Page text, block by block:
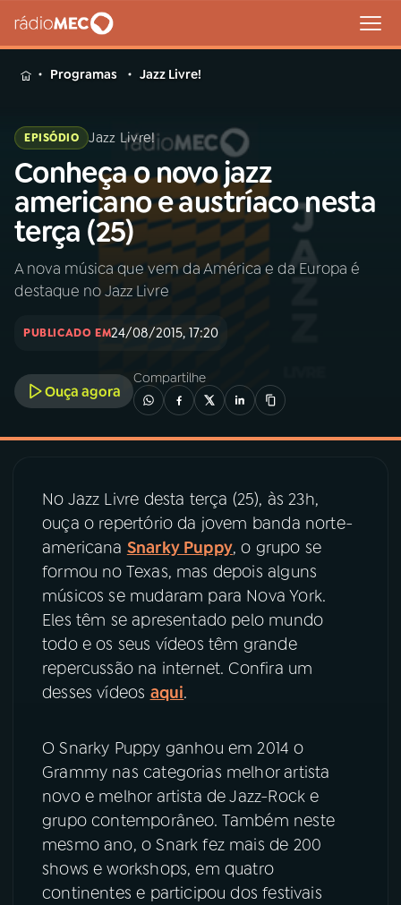
MENU
Buscar
na
Rádio
MEC
Buscar
Início AO VIVO
INÍCIO
A RÁDIO
03PROGRAMAÇÃO
04PROGRAMAS
PODCASTS
06VIDEOCASTS
07
PRÊMIO RÁDIO MEC
ACOMPANHE A RÁDIO MEC
YouTube Facebook
Instagram X
Programas Jazz Livre!
EPISÓDIO Jazz Livre!
Conheça o novo jazz
americano e austríaco nesta
terça (25)
A nova música que vem da América e da Europa é
destaque no Jazz Livre
PUBLICADO EM24/08/2015, 17:20
Ouça agora
Compartilhe
No Jazz Livre desta terça (25), às 23h,
ouça o repertório da jovem banda norte-
americana Snarky Puppy, o grupo se
formou no Texas, mas depois alguns
músicos se mudaram para Nova York.
Eles têm se apresentado pelo mundo
todo e os seus vídeos têm grande
repercussão na internet. Confira um
desses vídeos aqui.
O Snarky Puppy ganhou em 2014 o
Grammy nas categorias melhor artista
novo e melhor artista de Jazz-Rock e
grupo contemporâneo. Também neste
mesmo ano, o Snark fez mais de 200
shows e workshops, em quatro
continentes e participou dos festivais